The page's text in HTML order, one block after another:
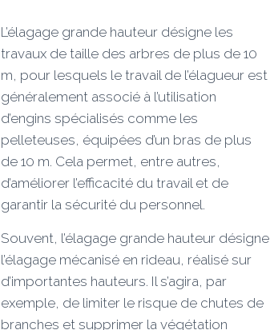
L’élagage grande hauteur désigne les
travaux de taille des arbres de plus de 10
m, pour lesquels le travail de l’élagueur est
généralement associé à l’utilisation
d’engins spécialisés comme les
pelleteuses, équipées d’un bras de plus
de 10 m. Cela permet, entre autres,
d’améliorer l’efficacité du travail et de
garantir la sécurité du personnel.
Souvent, l’élagage grande hauteur désigne
l’élagage mécanisé en rideau, réalisé sur
d’importantes hauteurs. Il s’agira, par
exemple, de limiter le risque de chutes de
branches et supprimer la végétation